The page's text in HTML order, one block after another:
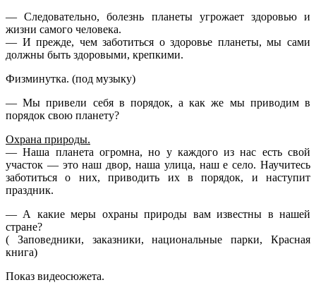
— Следовательно, болезнь планеты угрожает здоровью и
жизни самого человека.
— И прежде, чем заботиться о здоровье планеты, мы сами
должны быть здоровыми, крепкими.
Физминутка. (под музыку)
— Мы привели себя в порядок, а как же мы приводим в
порядок свою планету?
Охрана природы.
— Наша планета огромна, но у каждого из нас есть свой
участок — это наш двор, наша улица, наш е село. Научитесь
заботиться о них, приводить их в порядок, и наступит
праздник.
— А какие меры охраны природы вам известны в нашей
стране?
( Заповедники, заказники, национальные парки, Красная
книга)
Показ видеосюжета.